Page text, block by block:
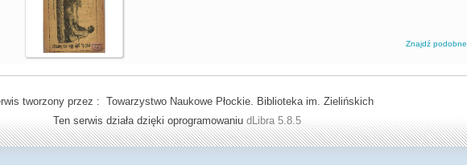
Znajdź podobne
tworzony przez : Towarzystwo Naukowe Płockie. Biblioteka im. Zielińskich
Ten serwis działa dzięki oprogramowaniu dLibra 5.8.5